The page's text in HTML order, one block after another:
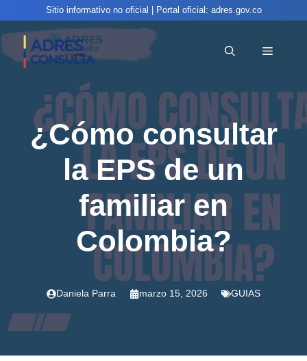
Sitio informativo no oficial | Portal oficial: adres.gov.co
Saltar
al
contenido
MENÚ
¿Cómo consultar
la EPS de un
familiar en
Colombia?
Daniela Parra marzo 15, 2026 GUIAS